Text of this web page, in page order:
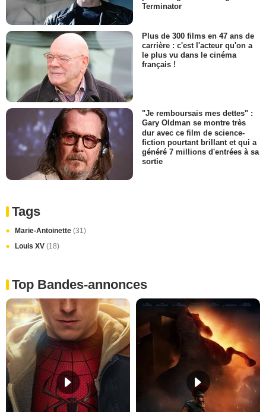
Terminator
Plus de 300 films en 47 ans de
carrière : c'est l'acteur qu'on a
le plus vu dans le cinéma
français !
"Je remboursais mes dettes" :
Gary Oldman se montre très
dur avec ce film de science-
fiction pourtant brillant et qui a
généré 7 millions d'entrées à sa
sortie
Tags
Marie-Antoinette (31)
Louis XV (18)
Top Bandes-annonces